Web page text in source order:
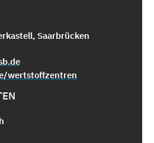
Saarbrücken
wertstoffzentren